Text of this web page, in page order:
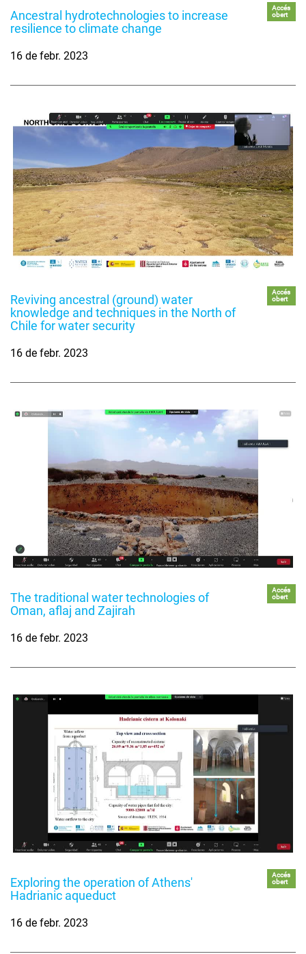
Ancestral hydrotechnologies to increase
resilience to climate change
Accés
obert
16 de febr. 2023
Reviving ancestral (ground) water
knowledge and techniques in the North of
Chile for water security
Accés
obert
16 de febr. 2023
The traditional water technologies of
Oman, aflaj and Zajirah
Accés
obert
16 de febr. 2023
Exploring the operation of Athens'
Hadrianic aqueduct
Accés
obert
16 de febr. 2023